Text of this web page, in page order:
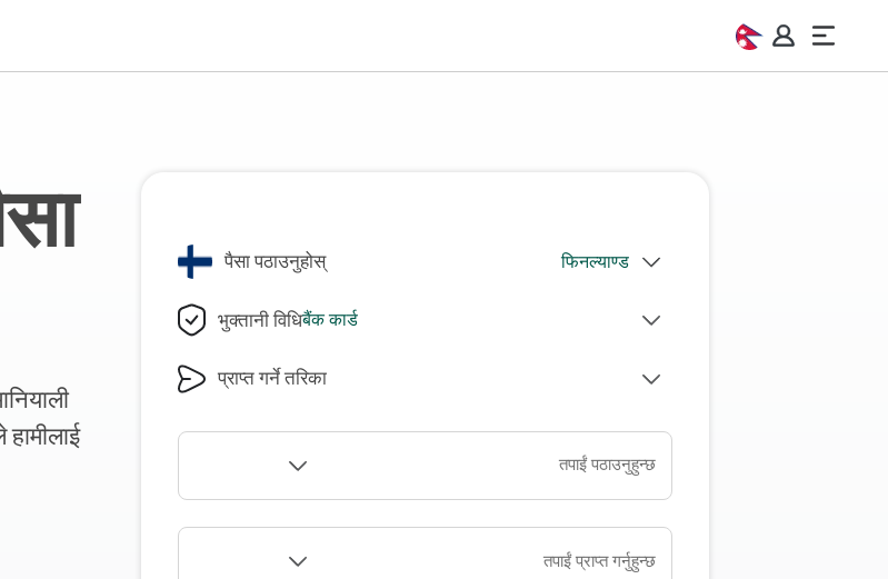
पैसा पठाउनुहोस्
भुक्तानी विधिबैंक कार्ड
प्राप्त गर्ने तरिका
तपाईं पठाउनुहुन्छ
तपाईं प्राप्त गर्नुहुन्छ